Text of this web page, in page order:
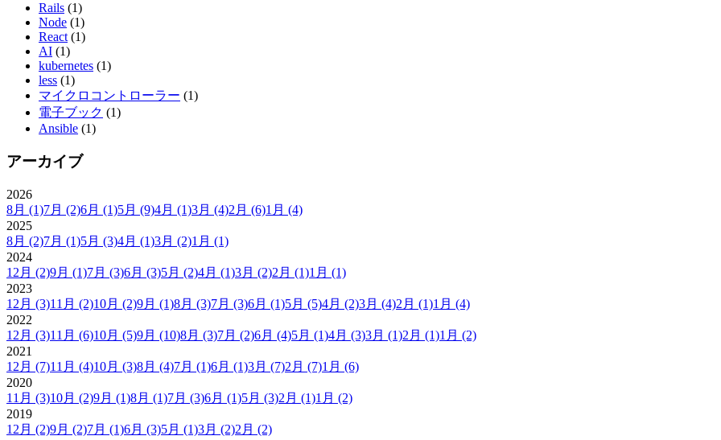
Rails (1)
Node (1)
React (1)
AI (1)
kubernetes (1)
less (1)
マイクロコントローラー (1)
電子ブック (1)
Ansible (1)
アーカイブ
2026
8月 (1)7月 (2)6月 (1)5月 (9)4月 (1)3月 (4)2月 (6)1月 (4)
2025
8月 (2)7月 (1)5月 (3)4月 (1)3月 (2)1月 (1)
2024
12月 (2)9月 (1)7月 (3)6月 (3)5月 (2)4月 (1)3月 (2)2月 (1)1月 (1)
2023
12月 (3)11月 (2)10月 (2)9月 (1)8月 (3)7月 (3)6月 (1)5月 (5)4月 (2)3月 (4)2月 (1)1月 (4)
2022
12月 (3)11月 (6)10月 (5)9月 (10)8月 (3)7月 (2)6月 (4)5月 (1)4月 (3)3月 (1)2月 (1)1月 (2)
2021
12月 (7)11月 (4)10月 (3)8月 (4)7月 (1)6月 (1)3月 (7)2月 (7)1月 (6)
2020
11月 (3)10月 (2)9月 (1)8月 (1)7月 (3)6月 (1)5月 (3)2月 (1)1月 (2)
2019
12月 (2)9月 (2)7月 (1)6月 (3)5月 (1)3月 (2)2月 (2)